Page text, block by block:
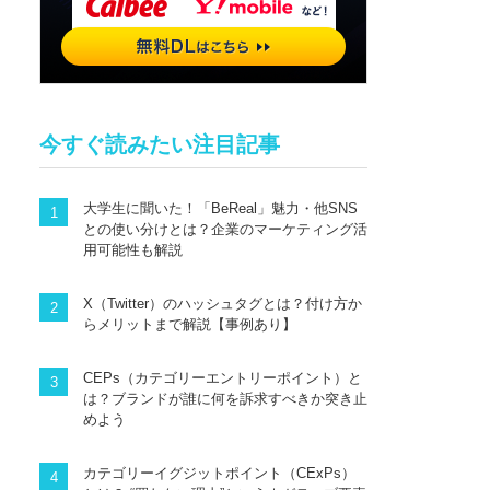
今すぐ読みたい注目記事
大学生に聞いた！「BeReal」魅力・他SNS
との使い分けとは？企業のマーケティング活
用可能性も解説
X（Twitter）のハッシュタグとは？付け方か
らメリットまで解説【事例あり】
CEPs（カテゴリーエントリーポイント）と
は？ブランドが誰に何を訴求すべきか突き止
めよう
カテゴリーイグジットポイント（CExPs）